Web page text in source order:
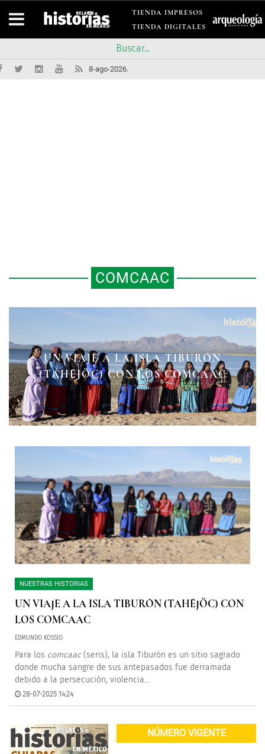
TIENDA IMPRESOS
TIENDA DIGITALES
8-ago-2026.
COMCAAC
UN VIAJE A LA ISLA TIBURÓN
(TAHÉJÖC) CON LOS COMCAAC
NUESTRAS HISTORIAS
UN VIAJE A LA ISLA TIBURÓN (TAHÉJÖC) CON
LOS COMCAAC
EDMUNDO KOSSIO
Para los comcaac(seris), la isla Tiburón es un sitio sagrado
donde mucha sangre de sus antepasados fue derramada
debido a la persecución, violencia...
28-07-2025 14:24
NÚMERO VIGENTE